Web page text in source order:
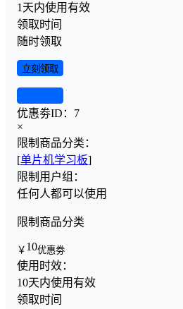
1天内使用有效
领取时间
随时领取
立刻领取
优惠劵ID： 7
×
限制商品分类：
[单片机学习板]
限制用户组：
任何人都可以使用
限制商品分类
￥ 10优惠劵
使用时效：
10天内使用有效
领取时间